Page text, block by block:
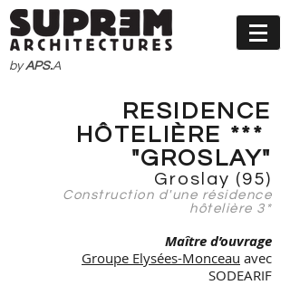
byAPS.A
RESIDENCE
HÔTELIÈRE ***
"GROSLAY"
Groslay (95)
Construction d'une résidence
hôtelière 3*
Maître d’ouvrage
Groupe Elysées-Monceau avec
SODEARIF